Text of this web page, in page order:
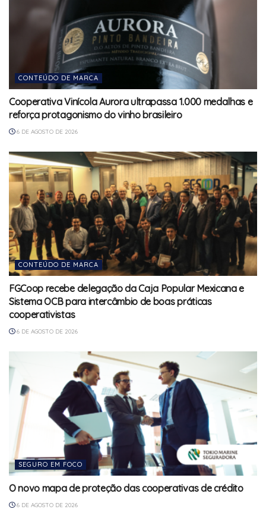
CONTEÚDO DE MARCA
Cooperativa Vinícola Aurora ultrapassa 1.000 medalhas e
reforça protagonismo do vinho brasileiro
6 DE AGOSTO DE 2026
CONTEÚDO DE MARCA
FGCoop recebe delegação da Caja Popular Mexicana e
Sistema OCB para intercâmbio de boas práticas
cooperativistas
6 DE AGOSTO DE 2026
SEGURO EM FOCO
O novo mapa de proteção das cooperativas de crédito
6 DE AGOSTO DE 2026